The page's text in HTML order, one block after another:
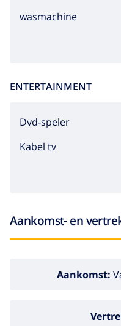
wasmachine
ENTERTAINMENT
dvd-speler
Kabel tv
Aankomst- en
Aankomst: